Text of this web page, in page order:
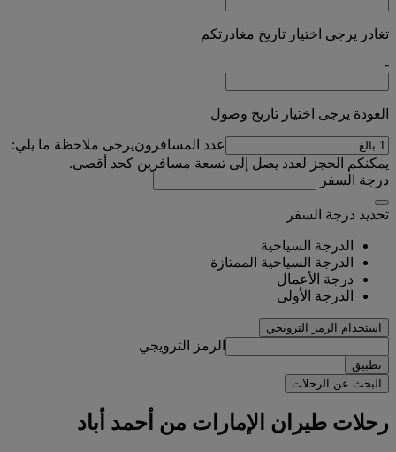
تغادر يرجى اختيار تاريخ مغادرتكم
-
العودة يرجى اختيار تاريخ وصول
عدد المسافرونيرجى ملاحظة ما يلي:
يمكنكم الحجز لعدد يصل إلى تسعة مسافرين كحد أقصى.
درجة السفر
تحديد درجة السفر
الدرجة السياحية
الدرجة السياحية الممتازة
درجة الأعمال
الدرجة الأولى
استخدام الرمز الترويجي
الرمز الترويجي
تطبيق
البحث عن الرحلات
رحلات طيران الإمارات من أحمد أباد